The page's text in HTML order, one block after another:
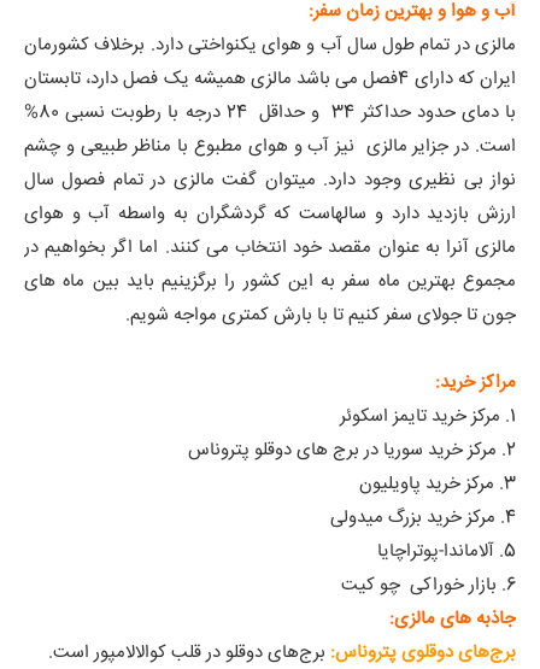
آب و هوا و بهترین زمان سفر:
مالزی در تمام طول سال آب و هوای یکنواختی دارد. برخلاف کشورمان
ایران که دارای 4فصل می باشد مالزی همیشه یک فصل دارد، تابستان
با دمای حدود حداکثر 34 و حداقل 24 درجه با رطوبت نسبی 80%
است. در جزایر مالزی نیز آب و هوای مطبوع با مناظر طبیعی و چشم
نواز بی نظیری وجود دارد. میتوان گفت مالزی در تمام فصول سال
ارزش بازدید دارد و سالهاست که گردشگران به واسطه آب و هوای
مالزی آنرا به عنوان مقصد خود انتخاب می کنند. اما اگر بخواهیم در
مجموع بهترین ماه سفر به این کشور را برگزینیم باید بین ماه های
جون تا جولای سفر کنیم تا با بارش کمتری مواجه شویم.
مراکز خرید:
1. مرکز خرید تایمز اسکوئر
2. مرکز خرید سوریا در برج های دوقلو پتروناس
3. مرکز خرید پاویلیون
4. مرکز خرید بزرگ میدولی
5. آلاماندا-پوتراچایا
6. بازار خوراکی چو کیت
جاذبه هایمالزی:
برج‌های دوقلوی پتروناس: برج‌های دوقلو در قلب کوالالامپور است.